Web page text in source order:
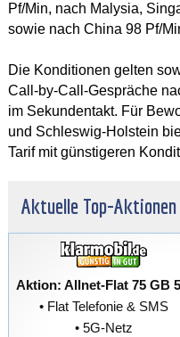
Pf/Min, nach Malysia,
sowie nach China 98 Pf/
Die Konditionen gelten
Call-by-Call-Gespräche
im Sekundentakt. Für
und Schleswig-Holstein
Tarif mit günstigeren
Aktuelle Top-
Aktion: Allnet-Flat 75 GB
• Flat Telefonie & SMS
• 5G-Netz